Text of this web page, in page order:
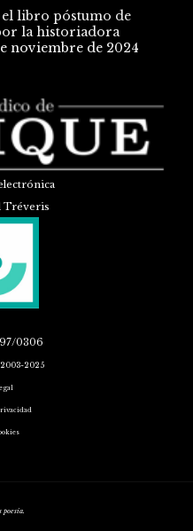
el libro póstumo de
la historiadora
noviembre de 2024
Tréveris
0306
2025
poesía.